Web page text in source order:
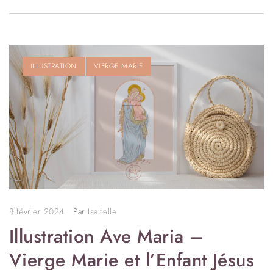
ILLUSTRATION VIERGE MARIE
8 février 2024 Par Isabelle
Illustration Ave Maria –
Vierge Marie et l’Enfant Jésus